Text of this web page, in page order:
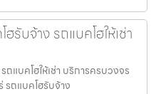
รับจ้าง รถแบคโฮให้เช่า
ถแบคโฮให้เช่า บริการครบวงจร
รถแบคโฮรับจ้าง